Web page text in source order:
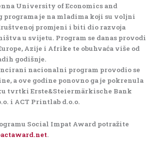
University of Economics and
programa je na mladima koji su voljni
promjeni i biti dio razvoja
u svijetu. Program se danas provodi
Azije i Afrike te obuhvaća više od
godišnje.
nacionalni program provodio se
a ove godine ponovno ga je pokrenula
tvrtki Erste&Steiermärkische Bank
i ACT Printlab d.o.o.
Social Impat Award potražite
.